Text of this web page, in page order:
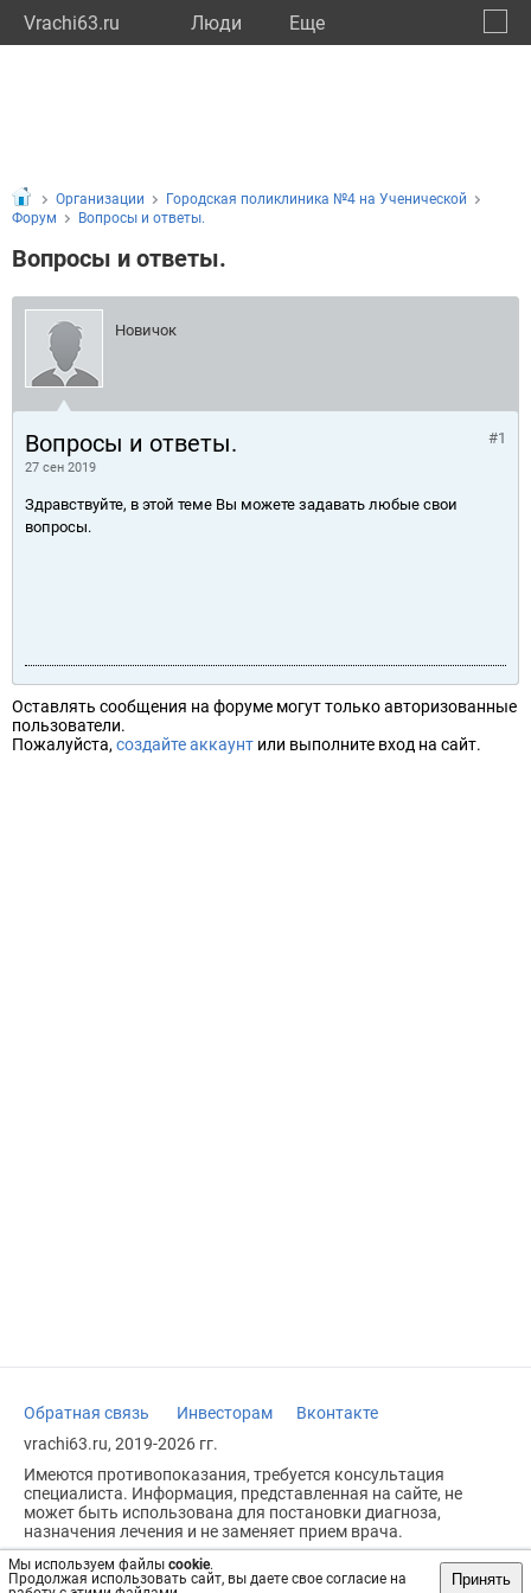
Vrachi63.ru Люди Eще
Мы используем файлы cookie.
Продолжая использовать сайт, вы даете свое согласие на
Принять
Организации
Городская поликлиника №4 на Ученической
Форум
Вопросы и ответы.
Вопросы и ответы.
Новичок
Вопросы и ответы.
27 сен 2019
#1
Здравствуйте, в этой теме Вы можете задавать любые свои
вопросы.
Оставлять сообщения на форуме могут только авторизованные
пользователи.
Пожалуйста, создайте аккаунт или выполните вход на сайт.
Обратная связь Инвесторам
Вконтакте
vrachi63.ru, 2019-2026 гг.
Имеются противопоказания, требуется консультация
специалиста. Информация, представленная на сайте, не
может быть использована для постановки диагноза,
назначения лечения и не заменяет прием врача.
Возрастное ограничение: 18+